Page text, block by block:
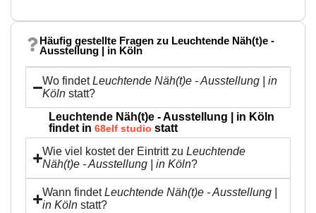
Häufig gestellte Fragen zu Leuchtende Näh(t)e -
Ausstellung | in Köln
Wo findetLeuchtende Näh(t)e - Ausstellung | in
Köln statt?
Leuchtende Näh(t)e - Ausstellung | in Köln
findet in 68elf studio statt
Wie viel kostet der Eintritt zuLeuchtende
Näh(t)e - Ausstellung | in Köln?
Wann findetLeuchtende Näh(t)e - Ausstellung |
in Köln statt?